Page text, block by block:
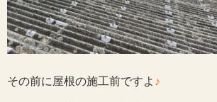
その前に屋根の施工前ですよ ♪